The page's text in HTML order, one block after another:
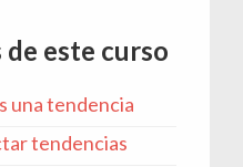
de este curso
una tendencia
tendencias